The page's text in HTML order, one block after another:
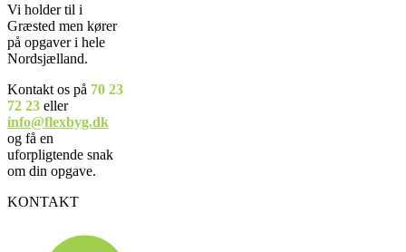
Vi holder til i
Græsted men kører
på opgaver i hele
Nordsjælland.
Kontakt os på 70 23
72 23 eller
info@flexbyg.dk
og få en
uforpligtende snak
om din opgave.
KONTAKT